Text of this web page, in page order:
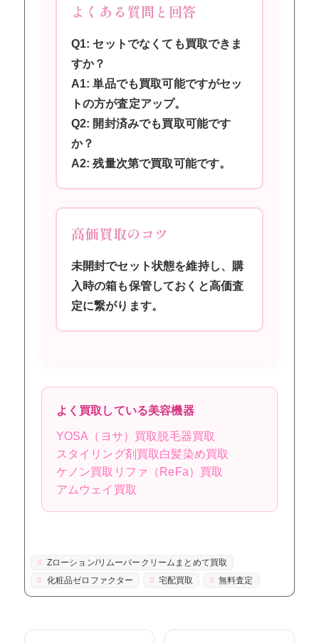
よくある質問と回答
Q1: セットでなくても買取できま
すか？
A1: 単品でも買取可能ですがセッ
トの方が査定アップ。
Q2: 開封済みでも買取可能です
か？
A2: 残量次第で買取可能です。
高価買取のコツ
未開封でセット状態を維持し、購
入時の箱も保管しておくと高価査
定に繋がります。
よく買取している美容機器
YOSA（ヨサ）買取 脱毛器買取
スタイリング剤買取白髪染め買取
ケノン買取 リファ（ReFa）買取
アムウェイ買取
Zローション/リムーバークリームまとめて買取
化粧品ゼロファクター
宅配買取 無料査定